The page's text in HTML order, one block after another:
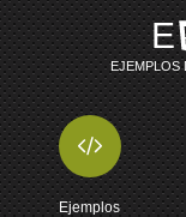
E
EJEMPLOS
Ejemplos